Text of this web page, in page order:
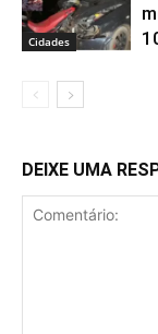
Cidades
DEIXE UMA